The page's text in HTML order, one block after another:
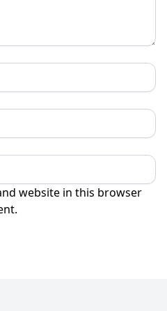
website in this browser